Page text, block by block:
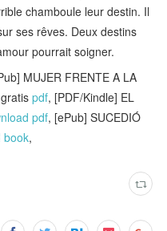
chamboule leur destin. Il
ses rêves. Deux destins
pourrait soigner.
MUJER FRENTE A LA
gratispdf, [PDF/Kindle] EL
pdf, [ePub] SUCEDIÓ
book,